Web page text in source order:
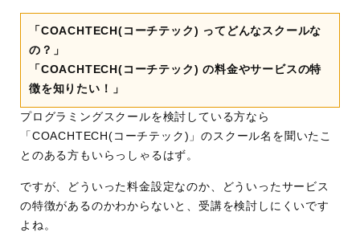
「COACHTECH(コーチテック) ってどんなスクールな
の？」
「COACHTECH(コーチテック) の料金やサービスの特
徴を知りたい！」
プログラミングスクールを検討している方なら
「COACHTECH(コーチテック)」のスクール名を聞いたこ
とのある方もいらっしゃるはず。
ですが、どういった料金設定なのか、どういったサービス
の特徴があるのかわからないと、受講を検討しにくいです
よね。